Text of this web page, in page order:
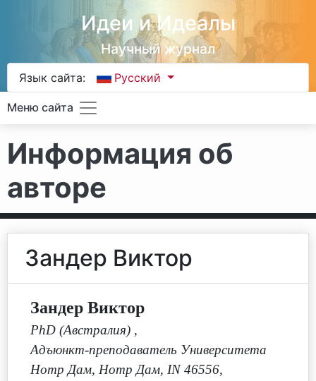
Идеи и Идеалы
Научный журнал
Язык сайта: Русский
Меню сайта
Информация об
авторе
Зандер Виктор
Зандер Виктор
PhD (Австралия) ,
Адъюнкт-преподаватель Университета
Нотр Дам, Нотр Дам, IN 46556,